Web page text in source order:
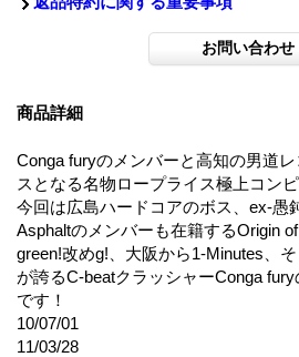
商品詳細
Conga furyのメンバーと高知の男道
スとなる名物ロープライス極上コン
今回は広島ハードコアのボス、ex-愚
Asphaltのメンバーも在籍するOrigin
green!改めg!、大阪から1-Minutes、
が誇るC-beatクラッシャーConga
です！
10/07/01
11/03/28